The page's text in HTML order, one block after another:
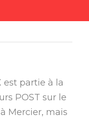
est partie à la
POST sur le
Mercier, mais